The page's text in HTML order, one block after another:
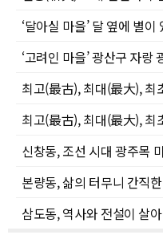
‘달아실 마을’ 달 옆에 별
‘고려인 마을’ 광산구 자랑
최고(最古), 최대(最大), 최
최고(最古), 최대(最大), 최
신창동, 조선 시대 광주목
본량동, 삶의 터무니 간직
삼도동, 역사와 전설이 살